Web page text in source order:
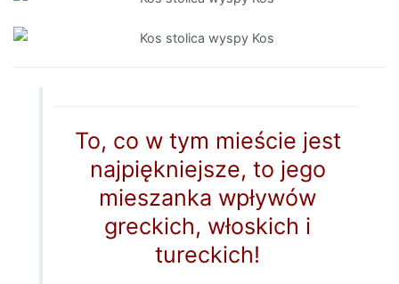
To, co w tym mieście jest
najpiękniejsze, to jego
mieszanka wpływów
greckich, włoskich i
tureckich!